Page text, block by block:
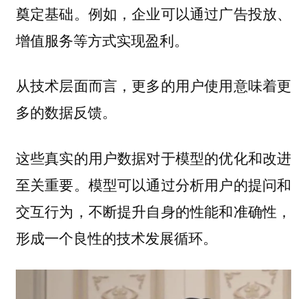
奠定基础。例如，企业可以通过广告投放、
增值服务等方式实现盈利。
从技术层面而言，更多的用户使用意味着更
多的数据反馈。
这些真实的用户数据对于模型的优化和改进
至关重要。模型可以通过分析用户的提问和
交互行为，不断提升自身的性能和准确性，
形成一个良性的技术发展循环。